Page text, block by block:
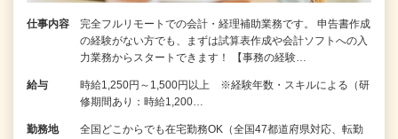
仕事内容
完全フルリモートでの会計・経理補助業務です。 申告書作成
の経験がない⽅でも、まずは試算表作成や会計ソフトへの⼊
⼒業務からスタートできます！ 【事務の経験…
給与
時給1,250円～1,500円以上 ※経験年数・スキルによる（研
修期間あり：時給1,200…
勤務地
全国どこからでも在宅勤務OK（全国47都道府県対応、転勤